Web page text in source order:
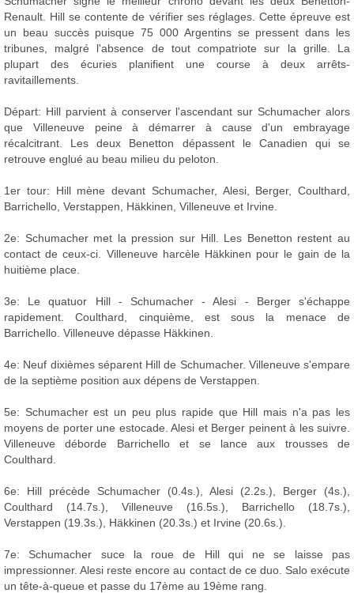
Renault. Hill se contente de vérifier ses réglages. Cette épreuve est
un beau succès puisque 75 000 Argentins se pressent dans les
tribunes, malgré l'absence de tout compatriote sur la grille. La
plupart des écuries planifient une course à deux arrêts-
ravitaillements.
Départ: Hill parvient à conserver l'ascendant sur Schumacher alors
que Villeneuve peine à démarrer à cause d'un embrayage
récalcitrant. Les deux Benetton dépassent le Canadien qui se
retrouve englué au beau milieu du peloton.
1er tour: Hill mène devant Schumacher, Alesi, Berger, Coulthard,
Barrichello, Verstappen, Häkkinen, Villeneuve et Irvine.
2e: Schumacher met la pression sur Hill. Les Benetton restent au
contact de ceux-ci. Villeneuve harcèle Häkkinen pour le gain de la
huitième place.
3e: Le quatuor Hill - Schumacher - Alesi - Berger s'échappe
rapidement. Coulthard, cinquième, est sous la menace de
Barrichello. Villeneuve dépasse Häkkinen.
4e: Neuf dixièmes séparent Hill de Schumacher. Villeneuve s'empare
de la septième position aux dépens de Verstappen.
5e: Schumacher est un peu plus rapide que Hill mais n'a pas les
moyens de porter une estocade. Alesi et Berger peinent à les suivre.
Villeneuve déborde Barrichello et se lance aux trousses de
Coulthard.
6e: Hill précède Schumacher (0.4s.), Alesi (2.2s.), Berger (4s.),
Coulthard (14.7s.), Villeneuve (16.5s.), Barrichello (18.7s.),
Verstappen (19.3s.), Häkkinen (20.3s.) et Irvine (20.6s.).
7e: Schumacher suce la roue de Hill qui ne se laisse pas
impressionner. Alesi reste encore au contact de ce duo. Salo exécute
un tête-à-queue et passe du 17ème au 19ème rang.